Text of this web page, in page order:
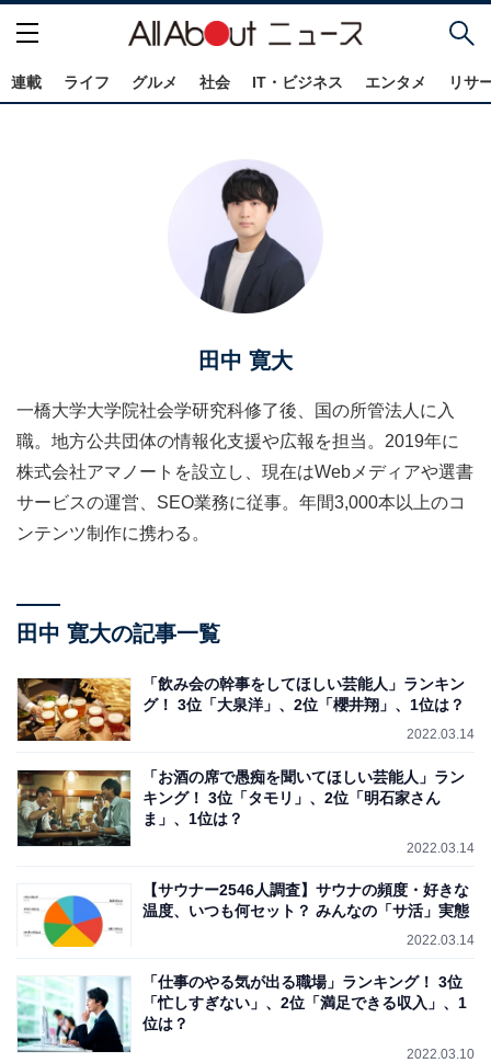
連載 ライフ グルメ 社会 IT・ビジネス エンタメ リサ
田中 寛大
一橋大学大学院社会学研究科修了後、国の所管法人に入
職。地方公共団体の情報化支援や広報を担当。2019年に
株式会社アマノートを設立し、現在はWebメディアや選書
サービスの運営、SEO業務に従事。年間3,000本以上のコ
ンテンツ制作に携わる。
田中 寛大の記事一覧
「飲み会の幹事をしてほしい芸能人」ランキン
グ！ 3位「大泉洋」、2位「櫻井翔」、1位は？
2022.03.14
「お酒の席で愚痴を聞いてほしい芸能人」ラン
キング！ 3位「タモリ」、2位「明石家さん
ま」、1位は？
2022.03.14
【サウナー2546人調査】サウナの頻度・好きな
温度、いつも何セット？ みんなの「サ活」実態
2022.03.14
「仕事のやる気が出る職場」ランキング！ 3位
「忙しすぎない」、2位「満足できる収入」、1
位は？
2022.03.10